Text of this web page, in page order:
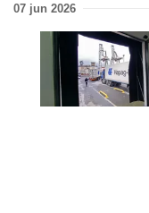
07 jun 2026